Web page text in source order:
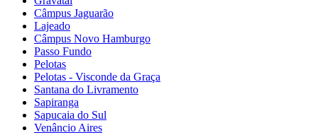
Câmpus Jaguarão
Lajeado
Câmpus Novo Hamburgo
Passo Fundo
Pelotas
Pelotas - Visconde da Graça
Santana do Livramento
Sapiranga
Sapucaia do Sul
Venâncio Aires